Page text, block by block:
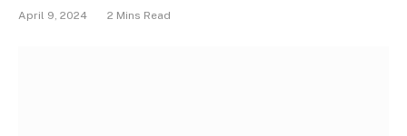
April 9, 2024 2 Mins Read